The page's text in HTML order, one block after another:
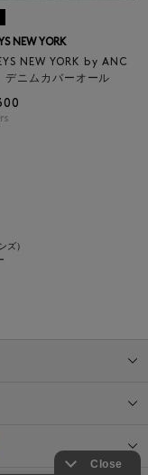
NEW YORK
NEW YORK by ANC
ニムカバーオール
ズ）